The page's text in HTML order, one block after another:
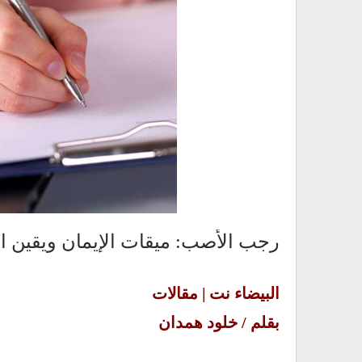
رجب الأصب: ميقات الإيمان ويقين
البيضاء نت | مقالات
بقلم / خلود همدان